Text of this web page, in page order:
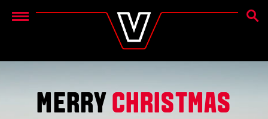
Menu
SØG
MERRY CHRISTMAS